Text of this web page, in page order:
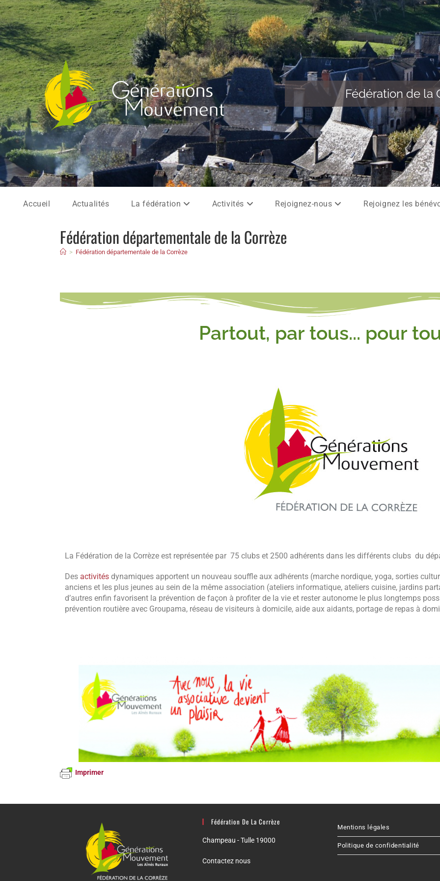
Fédération de la
Accueil Actualités La fédération Activités Rejoignez-nous Rejoignez les
Fédération départementale de la Corrèze
> Fédération départementale de la Corrèze
Partout, par tous... pour
La Fédération de la Corrèze est représentée par 75 clubs et 2500 adhérents dans les différents clubs du
Des activités dynamiques apportent un nouveau souffle aux adhérents (marche nordique, yoga, sorties
anciens et les plus jeunes au sein de la même association (ateliers informatique, ateliers cuisine, jardins
d’autres enfin favorisent la prévention de façon à profiter de la vie et rester autonome le plus longtemps
prévention routière avec Groupama, réseau de visiteurs à domicile, aide aux aidants, portage de repas à
Imprimer
Fédération De La Corrèze
Champeau - Tulle 19000
Contactez nous
Mentions légales
Politique de confidentialité